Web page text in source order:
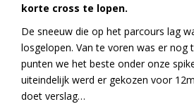
korte cross te lopen.
De sneeuw die op het parcours lag
losgelopen. Van te voren was er nog
punten we het beste onder onze
uiteindelijk werd er gekozen voor
doet verslag…